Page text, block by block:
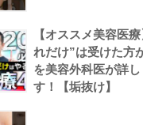
【オススメ美容医
れだけ”は受けた方
を美容外科医が詳
す！【垢抜け】